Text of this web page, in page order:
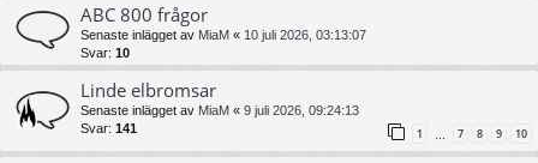
ABC 800 frågor
Senaste inlägget av MiaM « 10 juli 2026, 03:13:07
Svar: 10
Linde elbromsar
Senaste inlägget av MiaM « 9 juli 2026, 09:24:13
Svar: 141 1 … 7 8 9 10